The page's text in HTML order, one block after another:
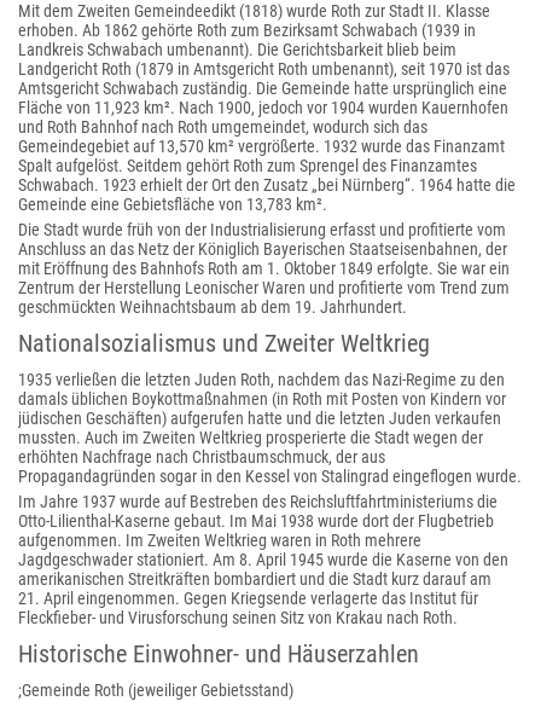
Mit dem Zweiten Gemeindeedikt (1818) wurde Roth zur Stadt II. Klasse
erhoben. Ab 1862 gehörte Roth zum Bezirksamt Schwabach (1939 in
Landkreis Schwabach umbenannt). Die Gerichtsbarkeit blieb beim
Landgericht Roth (1879 in Amtsgericht Roth umbenannt), seit 1970 ist das
Amtsgericht Schwabach zuständig. Die Gemeinde hatte ursprünglich eine
Fläche von 11,923 km². Nach 1900, jedoch vor 1904 wurden Kauernhofen
und Roth Bahnhof nach Roth umgemeindet, wodurch sich das
Gemeindegebiet auf 13,570 km² vergrößerte. 1932 wurde das Finanzamt
Spalt aufgelöst. Seitdem gehört Roth zum Sprengel des Finanzamtes
Schwabach. 1923 erhielt der Ort den Zusatz „bei Nürnberg“. 1964 hatte die
Gemeinde eine Gebietsfläche von 13,783 km².
Die Stadt wurde früh von der Industrialisierung erfasst und profitierte vom
Anschluss an das Netz der Königlich Bayerischen Staatseisenbahnen, der
mit Eröffnung des Bahnhofs Roth am 1. Oktober 1849 erfolgte. Sie war ein
Zentrum der Herstellung Leonischer Waren und profitierte vom Trend zum
geschmückten Weihnachtsbaum ab dem 19. Jahrhundert.
Nationalsozialismus und Zweiter Weltkrieg
1935 verließen die letzten Juden Roth, nachdem das Nazi-Regime zu den
damals üblichen Boykottmaßnahmen (in Roth mit Posten von Kindern vor
jüdischen Geschäften) aufgerufen hatte und die letzten Juden verkaufen
mussten. Auch im Zweiten Weltkrieg prosperierte die Stadt wegen der
erhöhten Nachfrage nach Christbaumschmuck, der aus
Propagandagründen sogar in den Kessel von Stalingrad eingeflogen wurde.
Im Jahre 1937 wurde auf Bestreben des Reichsluftfahrtministeriums die
Otto-Lilienthal-Kaserne gebaut. Im Mai 1938 wurde dort der Flugbetrieb
aufgenommen. Im Zweiten Weltkrieg waren in Roth mehrere
Jagdgeschwader stationiert. Am 8. April 1945 wurde die Kaserne von den
amerikanischen Streitkräften bombardiert und die Stadt kurz darauf am
21. April eingenommen. Gegen Kriegsende verlagerte das Institut für
Fleckfieber- und Virusforschung seinen Sitz von Krakau nach Roth.
Historische Einwohner- und Häuserzahlen
;Gemeinde Roth (jeweiliger Gebietsstand)